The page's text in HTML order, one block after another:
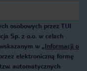
osobowych przez TUI
Sp. z o.o. w celach
w „Informacji o
elektroniczną formę
automatycznych